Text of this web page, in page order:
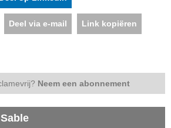
Deel via e-mail Link kopiëren
Neem een abonnement